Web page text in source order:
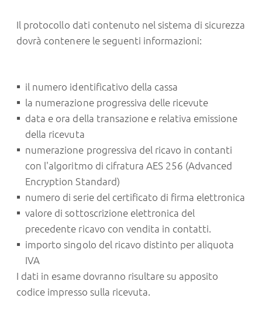
Il protocollo dati contenuto nel sistema di sicurezza
dovrà contenere le seguenti informazioni:
il numero identificativo della cassa
la numerazione progressiva delle ricevute
data e ora della transazione e relativa emissione
della ricevuta
numerazione progressiva del ricavo in contanti
con l'algoritmo di cifratura AES 256 (Advanced
Encryption Standard)
numero di serie del certificato di firma elettronica
valore di sottoscrizione elettronica del
precedente ricavo con vendita in contatti.
importo singolo del ricavo distinto per aliquota
IVA
I dati in esame dovranno risultare su apposito
codice impresso sulla ricevuta.